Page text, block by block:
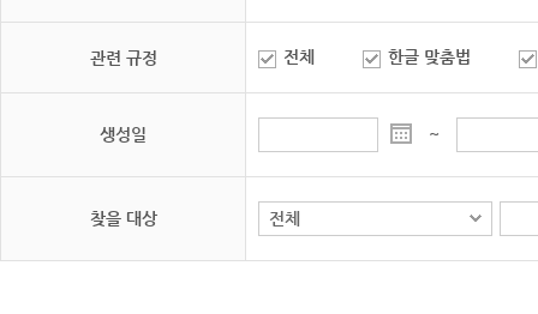
관련 규정 전체 한글 맞춤법
생성일 ~
찾을 대상